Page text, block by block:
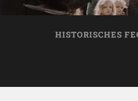
HISTORISCHES